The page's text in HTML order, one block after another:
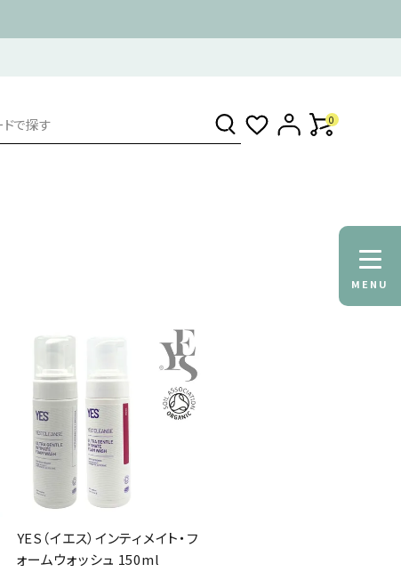
0
MENU
YES（イエス）インティメイト・フ
ォームウォッシュ 150ml